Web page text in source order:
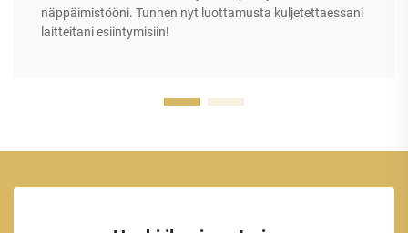
näppäimistööni. Tunnen nyt luottamusta kuljetettaessani
laitteitani esiintymisiin!